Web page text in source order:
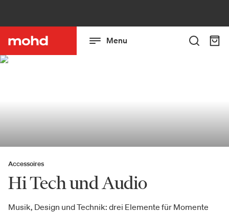
Menu
Accessoires
Hi Tech und Audio
Musik, Design und Technik: drei Elemente für Momente